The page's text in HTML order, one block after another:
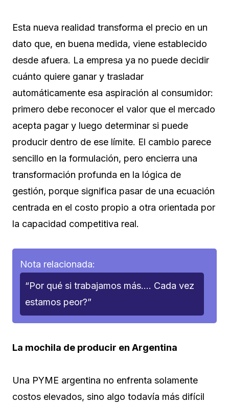
Esta nueva realidad transforma el precio en un
dato que, en buena medida, viene establecido
desde afuera. La empresa ya no puede decidir
cuánto quiere ganar y trasladar
automáticamente esa aspiración al consumidor:
primero debe reconocer el valor que el mercado
acepta pagar y luego determinar si puede
producir dentro de ese límite. El cambio parece
sencillo en la formulación, pero encierra una
transformación profunda en la lógica de
gestión, porque significa pasar de una ecuación
centrada en el costo propio a otra orientada por
la capacidad competitiva real.
Nota relacionada:
“Por qué si trabajamos más…. Cada vez
estamos peor?”
La mochila de producir en Argentina
Una PYME argentina no enfrenta solamente
costos elevados, sino algo todavía más difícil